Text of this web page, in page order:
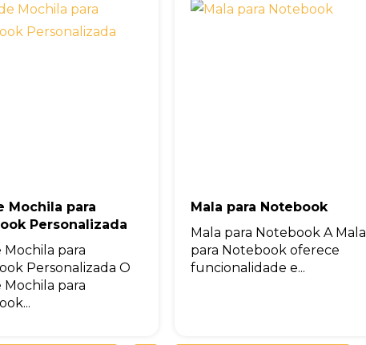
Mochila para
Personalizada
Mochila para
Personalizada O
Mochila para
Mala para Notebook
Mala para Notebook A Mala
para Notebook oferece
funcionalidade e...